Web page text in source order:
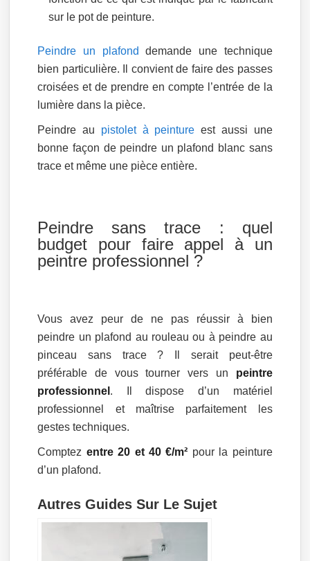
sur le pot de peinture.
Peindre un plafond demande une technique
bien particulière. Il convient de faire des passes
croisées et de prendre en compte l’entrée de la
lumière dans la pièce.
Peindre au pistolet à peinture est aussi une
bonne façon de peindre un plafond blanc sans
trace et même une pièce entière.
Peindre sans trace : quel
budget pour faire appel à un
peintre professionnel ?
Vous avez peur de ne pas réussir à bien
peindre un plafond au rouleau ou à peindre au
pinceau sans trace ? Il serait peut-être
préférable de vous tourner vers un peintre
professionnel . Il dispose d’un matériel
professionnel et maîtrise parfaitement les
gestes techniques.
Comptez entre 20 et 40 €/m² pour la peinture
d’un plafond.
Autres Guides Sur Le Sujet